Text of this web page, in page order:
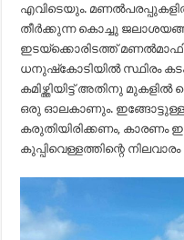
എവിടെയും.
തീര്‍ക്കുന്ന കൊച്ചു
ഇടയ്‌ക്കൊരിടത്ത്
ധനുഷ്‌കോടിയില്‍ സ്ഥിരം
കമിഴ്ത്തിയിട്ട് അതിനു
ഒരു ഓലകാണും. ഇങ്ങോട്ടുള്ള
കരുതിയിരിക്കണം, കാരണം
കുപ്പിവെള്ളത്തിന്റെ